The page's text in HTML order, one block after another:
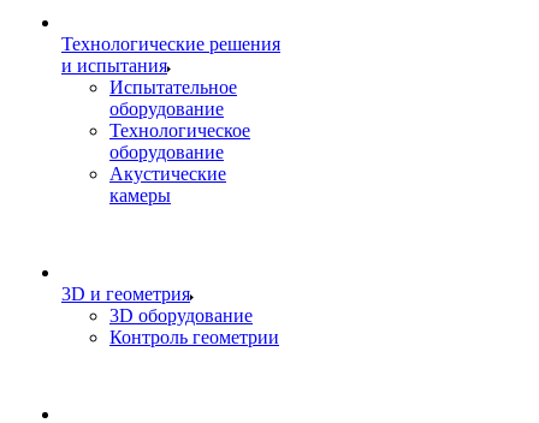
Технологические решения
и испытания
Испытательное
оборудование
Технологическое
оборудование
Акустические
камеры
3D и геометрия
3D оборудование
Контроль геометрии